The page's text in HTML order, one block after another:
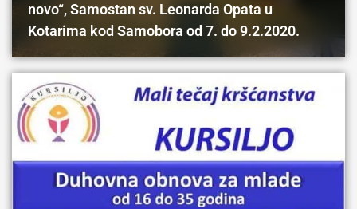
novo“, Samostan sv. Leonarda Opata u
Kotarima kod Samobora od 7. do 9.2.2020.
26. ožujka 2018.